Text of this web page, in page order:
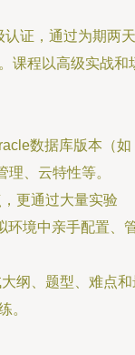
认证，通过为期两天
课程以高级实战和
数据库版本（如
、云特性等。
更通过大量实验
环境中亲手配置、
纲、题型、难点和
。